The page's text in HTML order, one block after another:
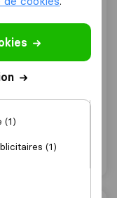
(1)
(1)